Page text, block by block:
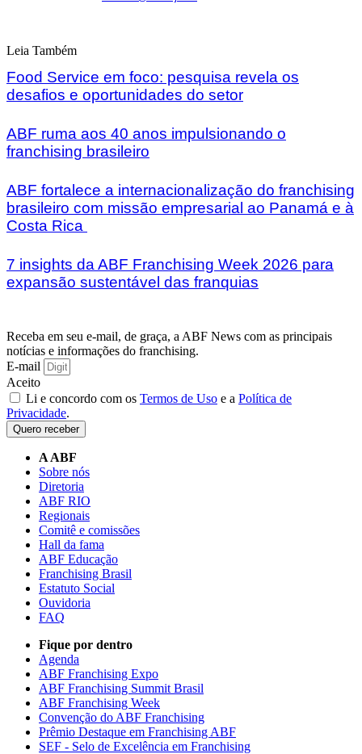
Leia Também
Food Service em foco: pesquisa revela os
desafios e oportunidades do setor
ABF ruma aos 40 anos impulsionando o
franchising brasileiro
ABF fortalece a internacionalização do franchising
brasileiro com missão empresarial ao Panamá e à
Costa Rica
7 insights da ABF Franchising Week 2026 para
expansão sustentável das franquias
Receba em seu e-mail, de graça, a ABF News com as principais
notícias e informações do franchising.
E-mail
Aceito
Li e concordo com os Termos de Uso e a Política de
Privacidade.
Quero receber
A ABF
Sobre nós
Diretoria
ABF RIO
Regionais
Comitê e comissões
Hall da fama
ABF Educação
Franchising Brasil
Estatuto Social
Ouvidoria
FAQ
Fique por dentro
Agenda
ABF Franchising Expo
ABF Franchising Summit Brasil
ABF Franchising Week
Convenção do ABF Franchising
Prêmio Destaque em Franchising ABF
SEF - Selo de Excelência em Franchising